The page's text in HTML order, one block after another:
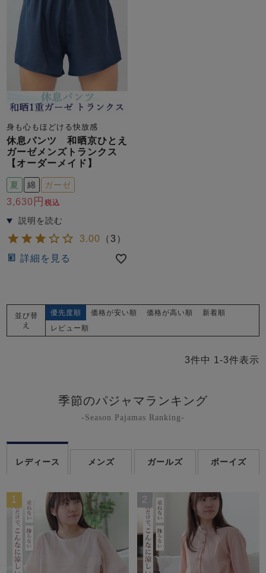
身も心もほどける快放感
休息パンツ 和晒京ひとえ
ガーゼメンズトランクス
【オーダーメイド】
夏 綿 ガーゼ
3,630 税込
3.00 （3 ）
詳細を見る
並び替
え
優先度順 価格が安い順 価格が高い順
新着順
レビュー順
3件中 1 -3件表示
季節のパジャマランキング
-Season Pajamas Ranking-
レディース メンズ ガールズ ボーイズ
1 2